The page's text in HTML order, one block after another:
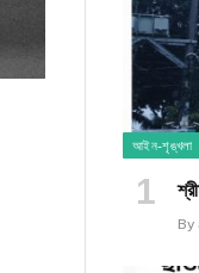
আইন-শৃঙ্খলা
By